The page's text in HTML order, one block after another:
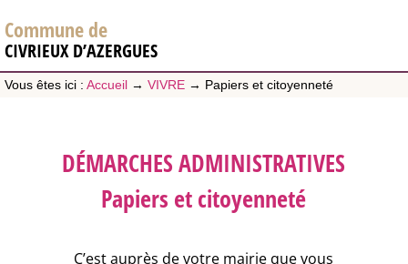
Commune de
CIVRIEUX D’AZERGUES
Vous êtes ici : Accueil → VIVRE → Papiers et citoyenneté
DÉMARCHES ADMINISTRATIVES
Papiers et citoyenneté
C’est auprès de votre mairie que vous